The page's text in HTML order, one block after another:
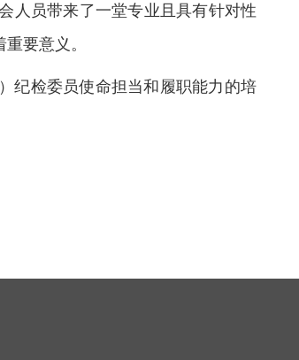
人员带来了一堂专业且具有针对性
要意义。
纪检委员使命担当和履职能力的培